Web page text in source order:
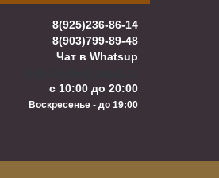
8(925)236-86-14
8(903)799-89-48
Чат в Whatsup
с 10:00 до 20:00
Воскресенье - до 19:00